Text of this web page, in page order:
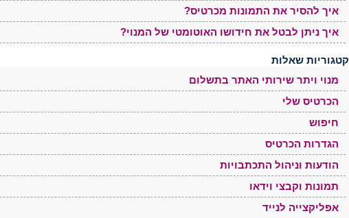
איך להסיר את התמונות מכרטיס?
איך ניתן לבטל את חידושו האוטומטי של המנוי?
קטגוריות שאלות
מנוי ויתר שירותי האתר בתשלום
הכרטיס שלי
חיפוש
הגדרות הכרטיס
הודעות וניהול התכתבויות
תמונות וקבצי וידאו
אפליקצייה לנייד